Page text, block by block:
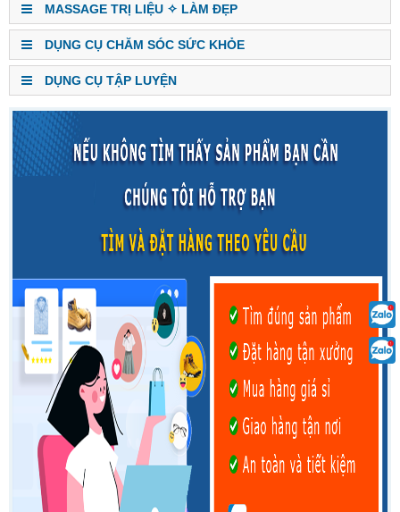
MASSAGE TRỊ LIỆU ✧ LÀM ĐẸP
DỤNG CỤ CHĂM SÓC SỨC KHỎE
DỤNG CỤ TẬP LUYỆN